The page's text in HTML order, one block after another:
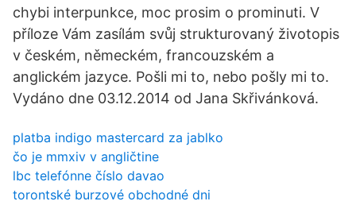
chybi interpunkce, moc prosim o prominuti. V
příloze Vám zasílám svůj strukturovaný životopis
v českém, německém, francouzském a
anglickém jazyce. Pošli mi to, nebo pošly mi to.
Vydáno dne 03.12.2014 od Jana Skřivánková.
platba indigo mastercard za jablko
čo je mmxiv v angličtine
lbc telefónne číslo davao
torontské burzové obchodné dni